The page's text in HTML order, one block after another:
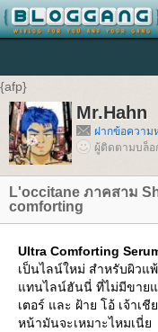
{afp}
Mr.Hahn
ฝากข้อความ
ผู้ติดตามบล็อ
L'occitane ภาคสาม
comforting
Ultra Comforting
เป็นไลน์ใหม่ สำหรับผิวแ
แทนไลน์ฮันนี่ ที่ไม่มีขาย
เตอร์ และ ฝ้าย โอ้ เจ้าเ
หน้ามันจะเหมาะไหมเนี่ย